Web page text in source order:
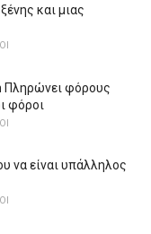
και μιας
Πληρώνει φόρους
φόροι
να είναι υπάλληλος